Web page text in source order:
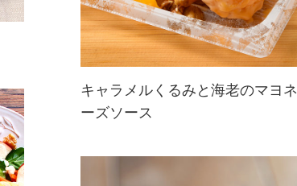
キャラメルくるみと海老のマヨネ
ーズソース